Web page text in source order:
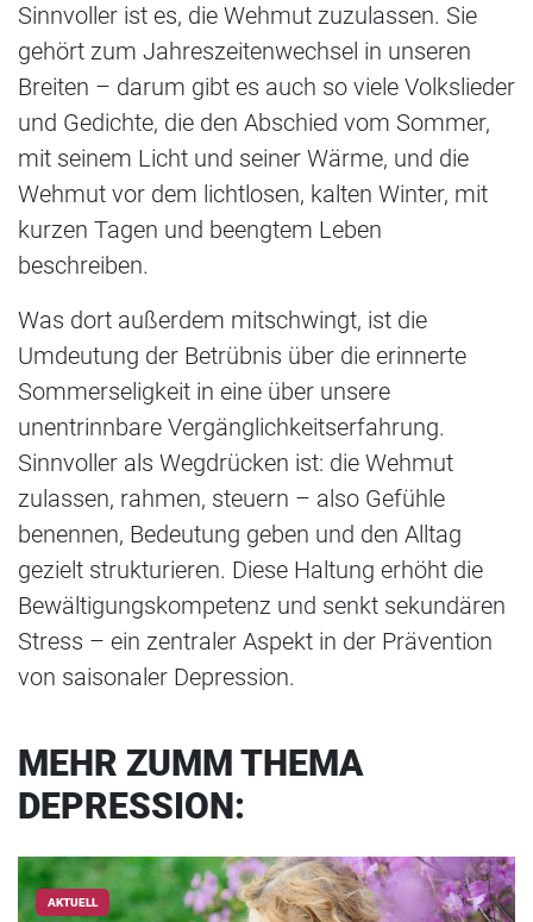
Sinnvoller ist es, die Wehmut zuzulassen. Sie
gehört zum Jahreszeitenwechsel in unseren
Breiten – darum gibt es auch so viele Volkslieder
und Gedichte, die den Abschied vom Sommer,
mit seinem Licht und seiner Wärme, und die
Wehmut vor dem lichtlosen, kalten Winter, mit
kurzen Tagen und beengtem Leben
beschreiben.
Was dort außerdem mitschwingt, ist die
Umdeutung der Betrübnis über die erinnerte
Sommerseligkeit in eine über unsere
unentrinnbare Vergänglichkeitserfahrung.
Sinnvoller als Wegdrücken ist: die Wehmut
zulassen, rahmen, steuern – also Gefühle
benennen, Bedeutung geben und den Alltag
gezielt strukturieren. Diese Haltung erhöht die
Bewältigungskompetenz und senkt sekundären
Stress – ein zentraler Aspekt in der Prävention
von saisonaler Depression.
MEHR ZUMM THEMA
DEPRESSION:
AKTUELL